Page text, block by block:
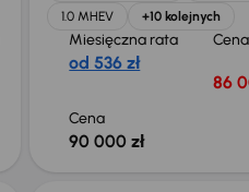
1.0 MHEV +10 kolejnych
Miesięczna rata
od 536 zł
86
Cena
90 000 zł